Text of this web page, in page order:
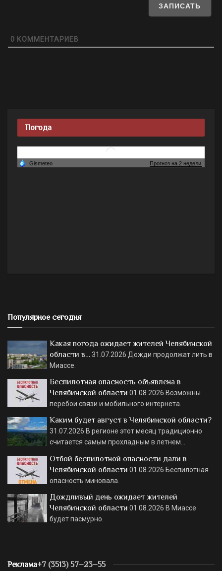
0 КОММЕНТАРИЕВ
Погода
Популярное сегодня
Какая погода ожидает жителей Челябинской
области в…31.07.2026 Дожди продолжат лить в
Миассе.
Беспилотная опасность объявлена в
Челябинской области 01.08.2026 Возможны
перебои связи и мобильного интернета.
Каким будет август в Челябинской области?
31.07.2026 В регионе этот месяц традиционно
считается самым прохладным в летнем…
Отбой беспилотной опасности дали в
Челябинской области 01.08.2026 Беспилотная
опасность миновала.
Дождливый день ожидает жителей
Челябинской области 01.08.2026 В Миассе
будет пасмурно.
Реклама+7 (3513) 57–23–55